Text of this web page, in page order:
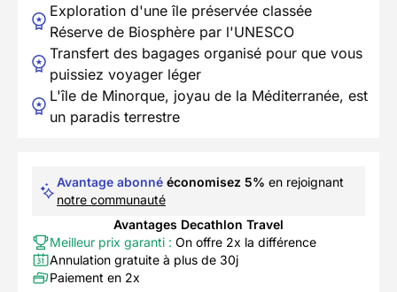
Exploration d'une île préservée classée
Réserve de Biosphère par l'UNESCO
Transfert des bagages organisé pour que vous
puissiez voyager léger
L'île de Minorque, joyau de la Méditerranée, est
un paradis terrestre
Avantage abonné économisez 5% en rejoignant
notre communauté
Avantages Decathlon Travel
Meilleur prix garanti : On offre 2x la différence
Annulation gratuite à plus de 30j
Paiement en 2x